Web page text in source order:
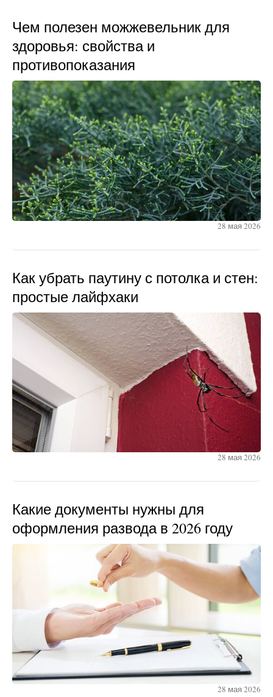
Чем полезен можжевельник для
здоровья: свойства и
противопоказания
28 мая 2026
Как убрать паутину с потолка и стен:
простые лайфхаки
28 мая 2026
Какие документы нужны для
оформления развода в 2026 году
28 мая 2026